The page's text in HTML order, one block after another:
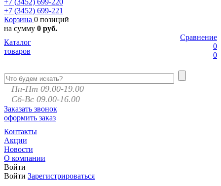
+7 (3452) 699-220
+7 (3452) 699-221
Корзина 0 позиций
на сумму 0 руб.
Сравнение
0
0
Каталог
товаров
Пн-Пт 09.00-19.00
Сб-Вс 09.00-16.00
Заказать звонок
оформить заказ
Контакты
Акции
Новости
О компании
Войти
Войти Зарегистрироваться